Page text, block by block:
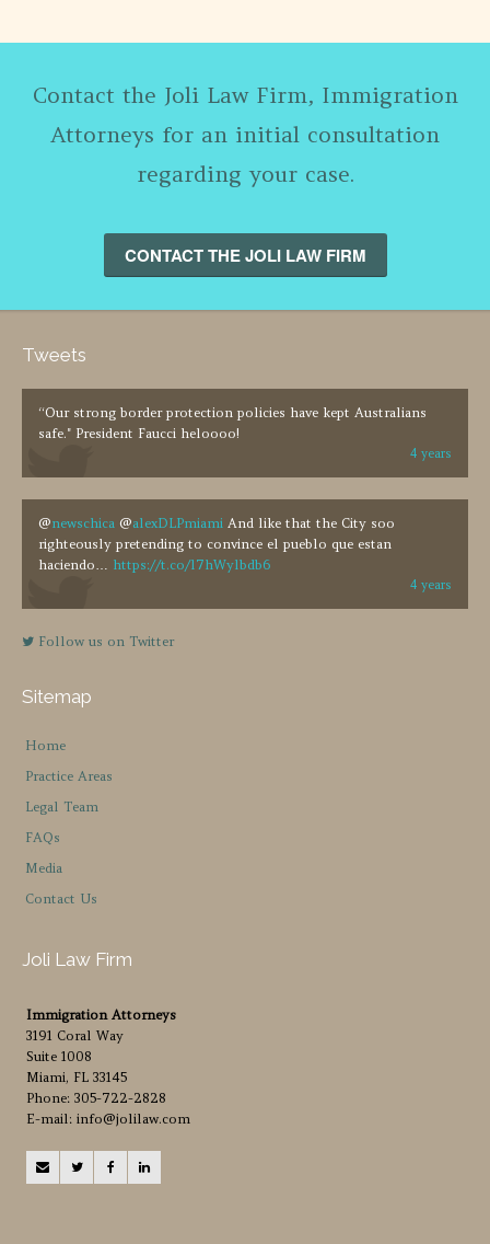
Contact the Joli Law Firm, Immigration
Attorneys for an initial consultation
regarding your case.
CONTACT THE JOLI LAW FIRM
Tweets
“Our strong border protection policies have kept Australians
safe." President Faucci heloooo!
4 years
@newschica @alexDLPmiami And like that the City soo
righteously pretending to convince el pueblo que estan
haciendo… https://t.co/l7hWylbdb6
4 years
Follow us on Twitter
Sitemap
Home
Practice Areas
Legal Team
FAQs
Media
Contact Us
Joli Law Firm
Immigration Attorneys
3191 Coral Way
Suite 1008
Miami, FL 33145
Phone: 305-722-2828
E-mail: info@jolilaw.com